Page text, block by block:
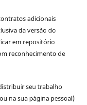
adicionais
da versão do
em repositório
reconhecimento de
seu trabalho
na sua página pessoal)